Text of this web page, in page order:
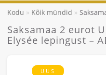
Kodu Kõik mündid
Saksamaa 2 eurot
Elysée lepingust –
UUS